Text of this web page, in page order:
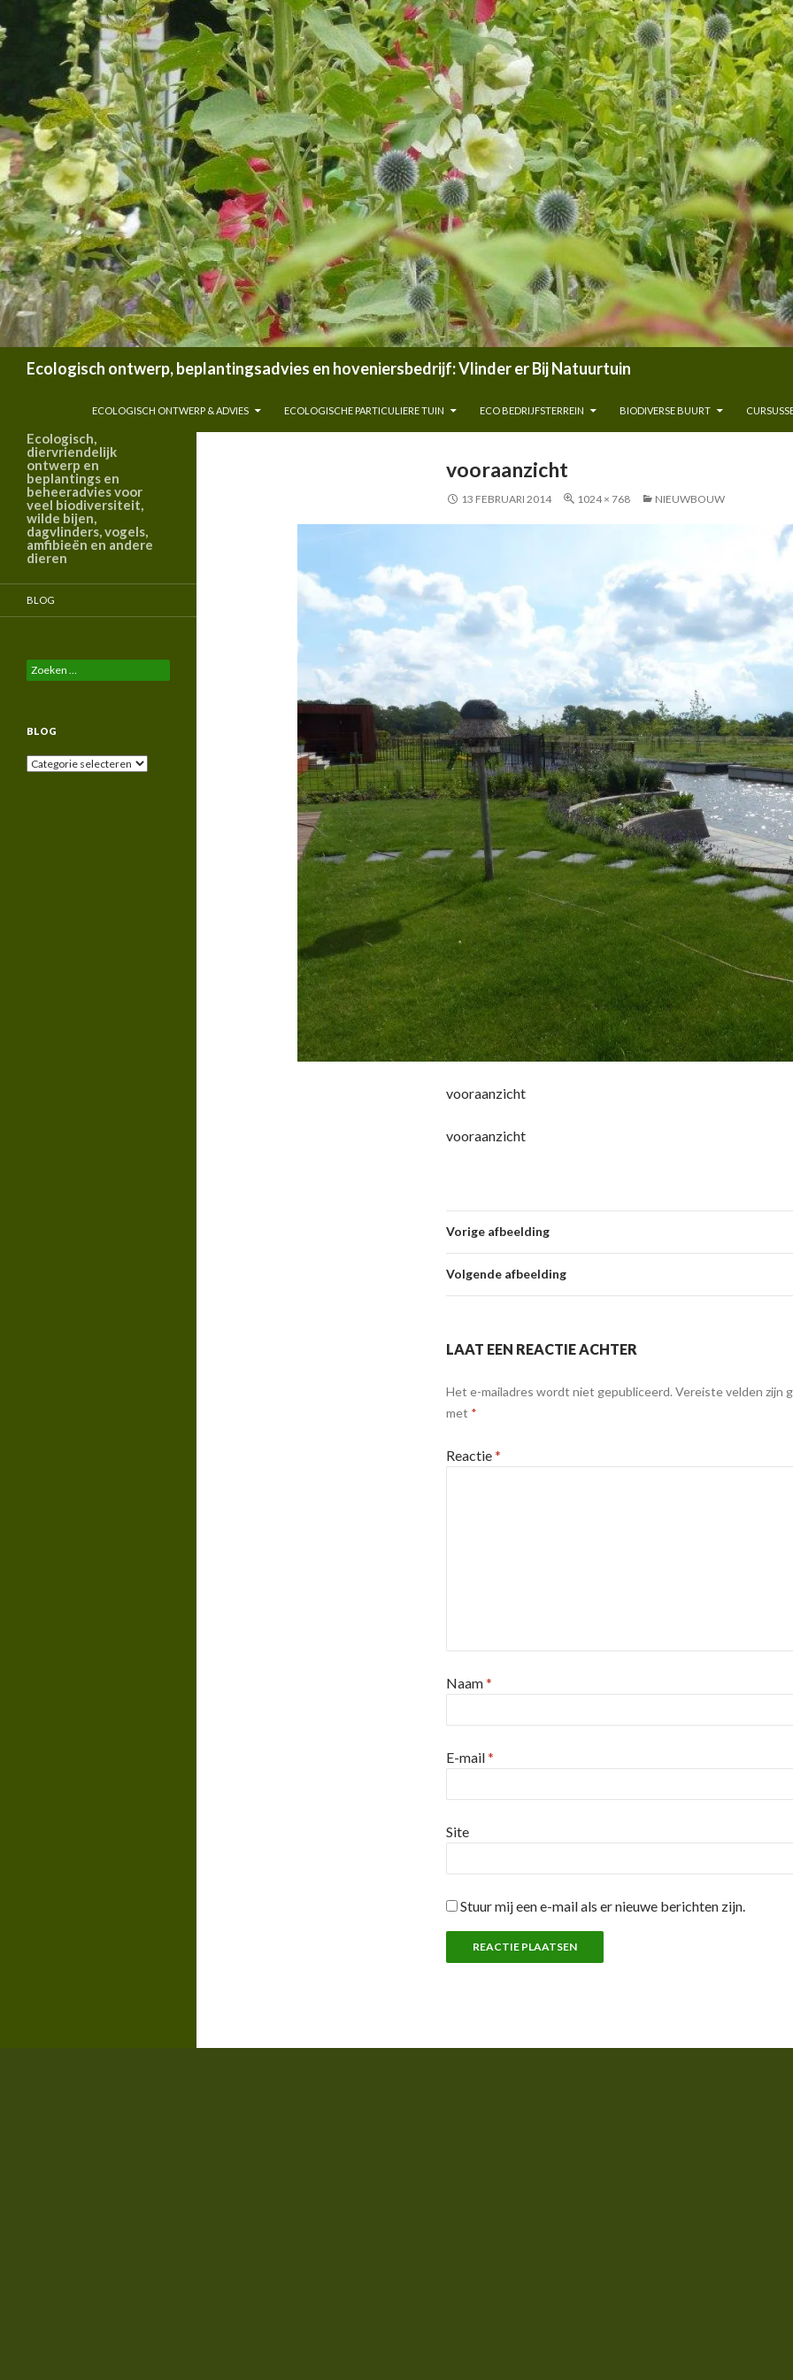
Ecologisch ontwerp, beplantingsadvies en hoveniersbedrijf: Vlinder er Bij Natuurtuin
ECOLOGISCH ONTWERP & ADVIES
ECOLOGISCHE PARTICULIERE TUIN ECO BEDRIJFSTERREIN BIODIVERSE BUURT
vooraanzicht
13 FEBRUARI 2014 1024 × 768 NIEUWBOUW
vooraanzicht
vooraanzicht
Vorige afbeelding
Volgende afbeelding
LAAT EEN REACTIE ACHTER
Het e-mailadres wordt niet gepubliceerd.Vereiste velden zijn
met *
Reactie*
Naam*
E-mail*
Site
Stuur mij een e-mail als er nieuwe berichten zijn.
Ecologisch,
diervriendelijk
ontwerp en
beplantings en
beheeradvies voor
veel biodiversiteit,
wilde bijen,
dagvlinders, vogels,
amfibieën en andere
dieren
BLOG
Zoeken
naar:
BLOG
Blog